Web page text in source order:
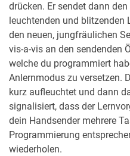
drücken. Er sendet dann
leuchtenden und blitzenden
den neuen, jungfräulichen
vis-a-vis an den sendenden
welche du programmiert
Anlernmodus zu versetzen.
kurz aufleuchtet und dann
signalisiert, dass der
dein Handsender mehrere
Programmierung
wiederholen.